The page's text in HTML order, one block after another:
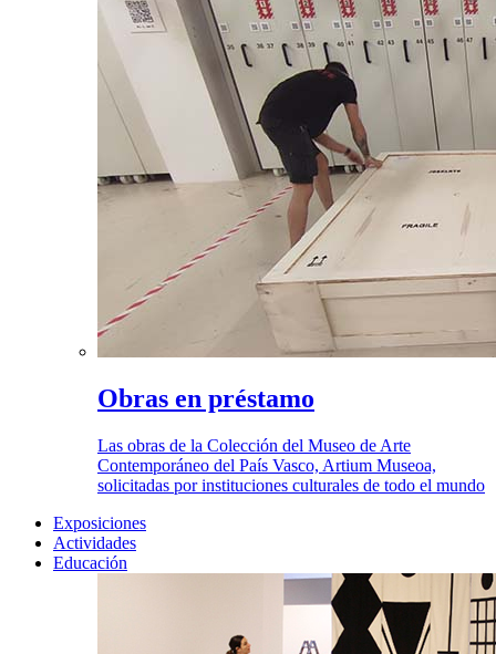
Obras en préstamo
Las obras de la Colección del Museo de Arte
Contemporáneo del País Vasco, Artium Museoa,
solicitadas por instituciones culturales de todo el mundo
Exposiciones
Actividades
Educación